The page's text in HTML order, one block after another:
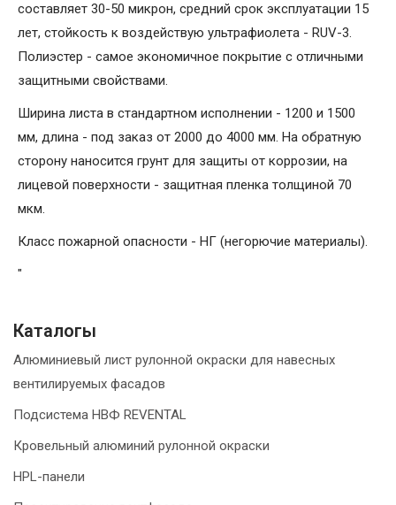
составляет 30-50 микрон, средний срок эксплуатации 15
лет, стойкость к воздействую ультрафиолета - RUV-3.
Полиэстер - самое экономичное покрытие с отличными
защитными свойствами.
Ширина листа в стандартном исполнении - 1200 и 1500
мм, длина - под заказ от 2000 до 4000 мм. На обратную
сторону наносится грунт для защиты от коррозии, на
лицевой поверхности - защитная пленка толщиной 70
мкм.
Класс пожарной опасности - НГ (негорючие материалы).
"
Каталогы
Алюминиевый лист рулонной окраски для навесных
вентилируемых фасадов
Подсистема НВФ REVENTAL
Кровельный алюминий рулонной окраски
HPL-панели